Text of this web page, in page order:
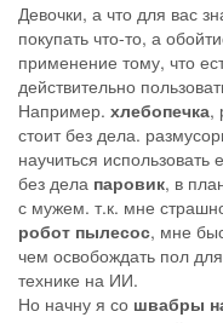
Девочки, а что для вас
покупать что-то, а
применение тому, что
действительно
Например. хлебопечка,
стоит без дела.
научиться
без дела паровик, в
с мужем. т.к. мне
робот пылесос, мне
чем освобождать пол
технике на ИИ.
Но начну я со швабры